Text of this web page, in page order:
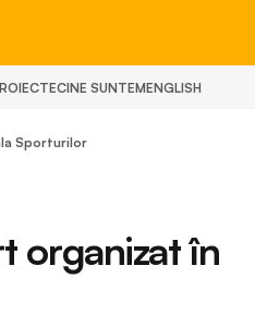
CINE SUNTEMENGLISH
Sporturilor
organizat în